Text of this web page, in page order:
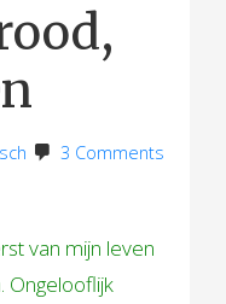
3 Comments
van mijn leven
Ongelooflijk